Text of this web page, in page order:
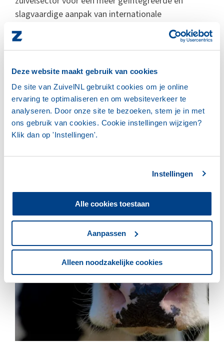
Deze website maakt gebruik van cookies
De site van ZuivelNL gebruikt cookies om je online
ervaring te optimaliseren en om websiteverkeer te
analyseren. Door onze site te bezoeken, stem je in met
ons gebruik van cookies. Cookie instellingen wijzigen?
Klik dan op 'Instellingen'.
Instellingen
Alle cookies toestaan
Aanpassen
Alleen noodzakelijke cookies
slagvaardige aanpak van internationale
markttoegang – een randvoorwaarde voor een
sterke concurrentiepositie in een steeds
veranderende mondiale markt.
Lid en partners van ZuivelNL
NZO is lid vanZuivelNL, VNFKD en Gemzu zijn
partner. NGZO is aangesloten bij het Platform
Melkgeitenhouderij, dat ook partner is van
ZuivelNL.
Meer nieuwsberichten
ZUIVELNL